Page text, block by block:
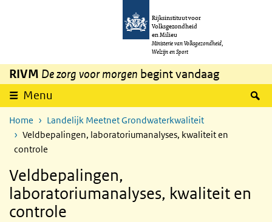
Overslaan en naar de inhoud gaan
Rijksinstituut voor
Volksgezondheid
en Milieu
Ministerie van Volksgezondheid,
Welzijn en Sport
RIVM De zorg voor morgen begint vandaag
Menu
Home
Landelijk Meetnet Grondwaterkwaliteit
Veldbepalingen, laboratoriumanalyses, kwaliteit en
controle
Veldbepalingen,
laboratoriumanalyses, kwaliteit en
controle